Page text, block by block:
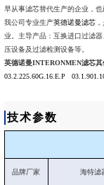
早从事滤芯替代生产的企业，也
我公司专业生产英德诺曼滤芯，
业。主导产品：互换进口过滤
压设备及过滤检测设备等。
英德诺曼INTERONMEN滤芯其
03.2.225.60G.16.E.P
技术参数
品牌厂家 海特滤